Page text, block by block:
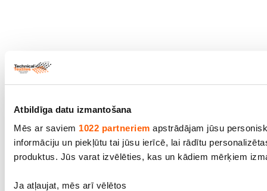
Atbildīga datu izmantošana
Mēs ar saviem 1022 partneriem apstrādājam jūsu
informāciju un piekļūtu tai jūsu ierīcē, lai rādītu
produktus. Jūs varat izvēlēties, kas un kādiem mērķiem
Ja atļaujat, mēs arī vēlētos